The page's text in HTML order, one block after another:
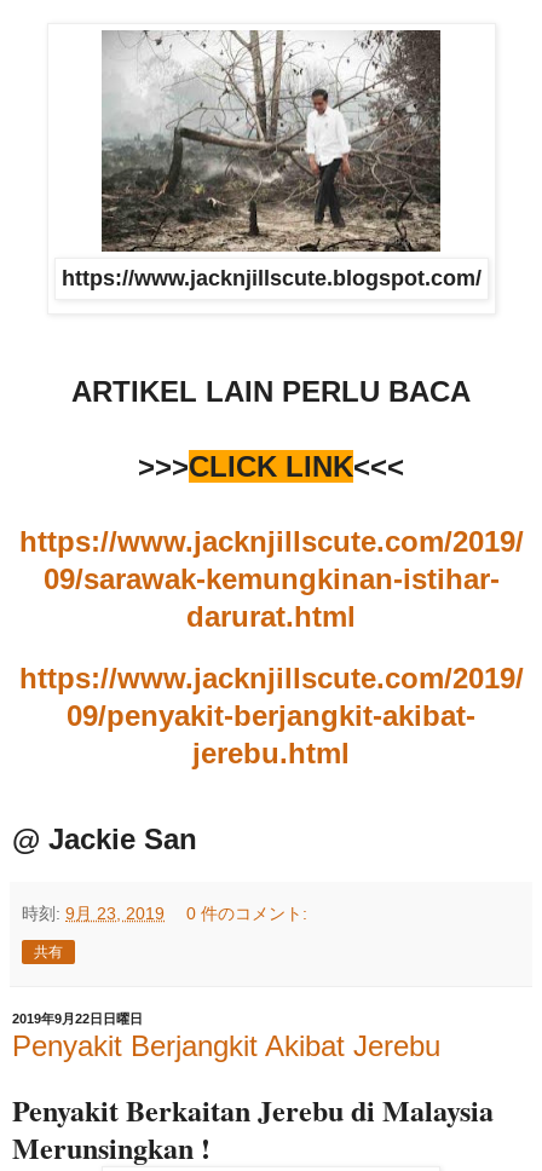
https://www.jacknjillscute.blogspot.com/
ARTIKEL LAIN PERLU BACA
>>>CLICK LINK<<<
https://www.jacknjillscute.com/2019/
09/sarawak-kemungkinan-istihar-
darurat.html
https://www.jacknjillscute.com/2019/
09/penyakit-berjangkit-akibat-
jerebu.html
@ Jackie San
時刻: 9月 23, 2019 0 件のコメント:
共有
2019年9月22日日曜日
Penyakit Berjangkit Akibat Jerebu
Penyakit Berkaitan Jerebu di Malaysia
Merunsingkan !